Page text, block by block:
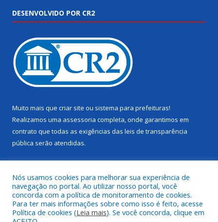
DESENVOLVIDO POR CR2
Muito mais que criar site ou sistema para prefeituras!
Realizamos uma assessoria completa, onde garantimos em
contrato que todas as exigências das leis de transparência
pública serão atendidas.
Todos os direitos reservados a Câmara Municipal de Juruti.
Nós usamos cookies para melhorar sua experiência de
navegação no portal. Ao utilizar nosso portal, você
concorda com a política de monitoramento de cookies.
Para ter mais informações sobre como isso é feito, acesse
Política de cookies (Leia mais). Se você concorda, clique em